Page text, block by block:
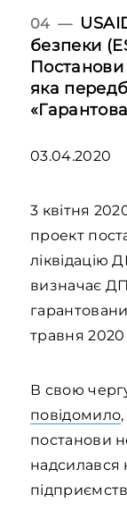
04 —
безпеки
Постанови
яка
03.04.2020
3 квітня
проект
ліквідацію
визначає
травня 2020
В свою
повідомило
постанови
надсилався